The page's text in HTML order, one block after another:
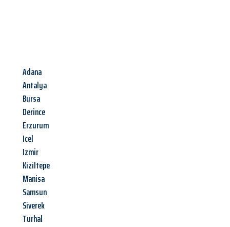
Adana
Antalya
Bursa
Derince
Erzurum
Icel
Izmir
Kiziltepe
Manisa
Samsun
Siverek
Turhal